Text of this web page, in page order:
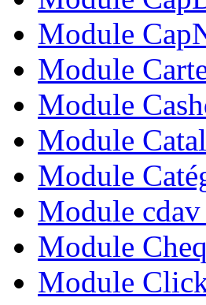
Module
Module
Module
Module
Module
Module
Module
Module